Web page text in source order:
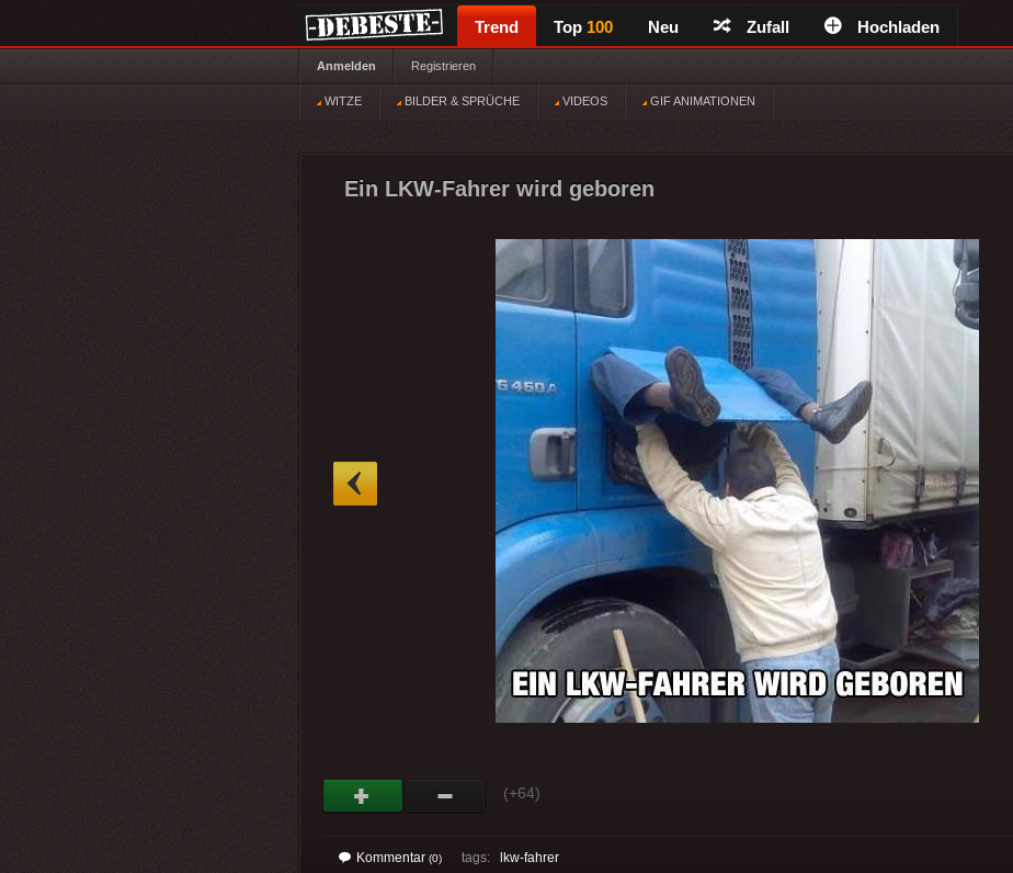
Trend Top 100 Neu Zufall Hochladen
Anmelden Registrieren
WITZE BILDER & SPRÜCHE VIDEOS GIF ANIMATIONEN
Ein LKW-Fahrer wird geboren
(+64)
Kommentar (0) tags: lkw-fahrer